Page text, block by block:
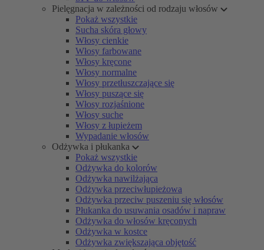
Pielęgnacja w zależności od rodzaju włosów
Pokaż wszystkie
Sucha skóra głowy
Włosy cienkie
Włosy farbowane
Włosy kręcone
Włosy normalne
Włosy przetłuszczające się
Włosy puszące się
Włosy rozjaśnione
Włosy suche
Włosy z łupieżem
Wypadanie włosów
Odżywka i płukanka
Pokaż wszystkie
Odżywka do kolorów
Odżywka nawilżająca
Odżywka przeciwłupieżowa
Odżywka przeciw puszeniu się włosów
Płukanka do usuwania osadów i napraw
Odżywka do włosów kręconych
Odżywka w kostce
Odżywka zwiększająca objętość